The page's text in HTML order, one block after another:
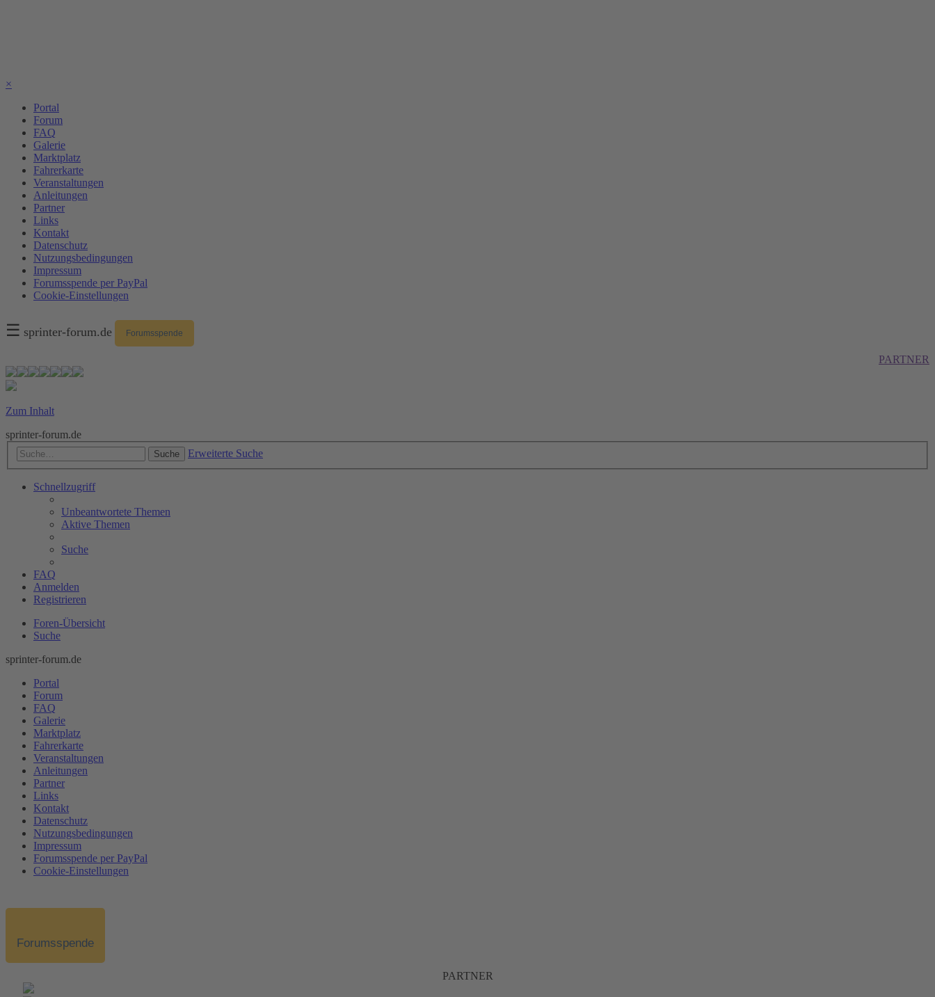
×
Portal
Forum
FAQ
Galerie
Marktplatz
Fahrerkarte
Veranstaltungen
Anleitungen
Partner
Links
Kontakt
Datenschutz
Nutzungsbedingungen
Impressum
Forumsspende per PayPal
Cookie-Einstellungen
☰ sprinter-forum.de Forumsspende
PARTNER
Zum Inhalt
sprinter-forum.de
Suche Erweiterte Suche
Schnellzugriff
Unbeantwortete Themen
Aktive Themen
Suche
FAQ
Anmelden
Registrieren
Foren-Übersicht
Suche
sprinter-forum.de
Portal
Forum
FAQ
Galerie
Marktplatz
Fahrerkarte
Veranstaltungen
Anleitungen
Partner
Links
Kontakt
Datenschutz
Nutzungsbedingungen
Impressum
Forumsspende per PayPal
Cookie-Einstellungen
Forumsspende
PARTNER